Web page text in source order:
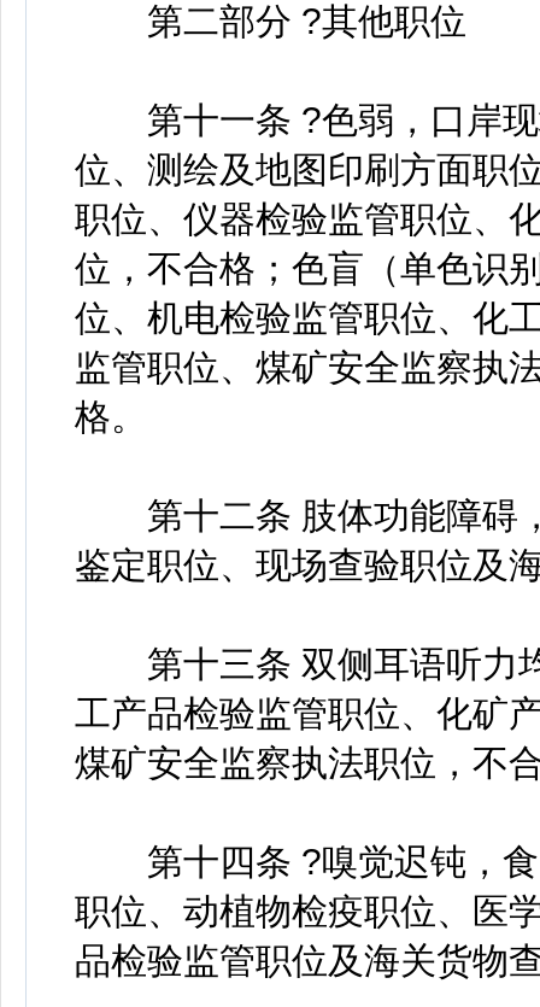
第二部分 ?其他职位
第十一条 ?色弱，口岸现
位、测绘及地图印刷方面职
职位、仪器检验监管职位、
位，不合格；色盲（单色识
位、机电检验监管职位、化
监管职位、煤矿安全监察执
格。
第十二条 肢体功能障碍
鉴定职位、现场查验职位及
第十三条 双侧耳语听力
工产品检验监管职位、化矿
煤矿安全监察执法职位，不
第十四条 ?嗅觉迟钝，食
职位、动植物检疫职位、医
品检验监管职位及海关货物